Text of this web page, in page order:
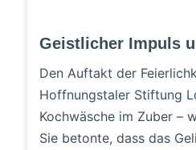
Geistlicher Impuls
Den Auftakt der
Hoffnungstaler Stiftung
Kochwäsche im Zuber –
Sie betonte, dass das